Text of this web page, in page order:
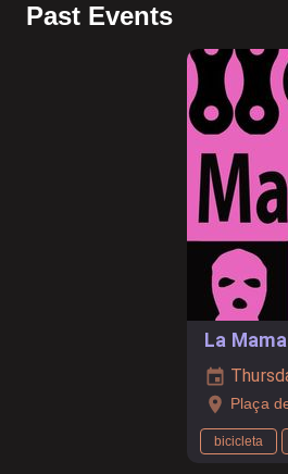
Past Events
La
Plaça
bicicleta